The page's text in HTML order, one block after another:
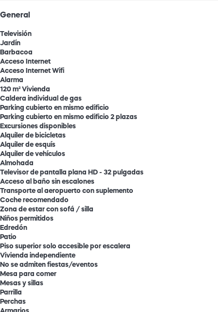
General
Televisión
Jardín
Barbacoa
Acceso Internet
Acceso Internet Wifi
Alarma
120 m² Vivienda
Caldera individual de gas
Parking cubierto en mismo edificio
Parking cubierto en mismo edificio 2 plazas
Excursiones disponibles
Alquiler de bicicletas
Alquiler de esquís
Alquiler de vehículos
Almohada
Televisor de pantalla plana HD - 32 pulgadas
Acceso al baño sin escalones
Transporte al aeropuerto con suplemento
Coche recomendado
Zona de estar con sofá / silla
Niños permitidos
Edredón
Patio
Piso superior solo accesible por escalera
Vivienda independiente
No se admiten fiestas/eventos
Mesa para comer
Mesas y sillas
Parrilla
Perchas